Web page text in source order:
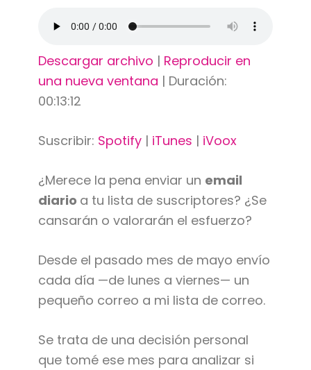
Descargar archivo | Reproducir en
una nueva ventana | Duración:
00:13:12
Suscribir: Spotify| iTunes | iVoox
¿Merece la pena enviar un email
diario a tu lista de suscriptores? ¿Se
cansarán o valorarán el esfuerzo?
Desde el pasado mes de mayo envío
cada día —de lunes a viernes— un
pequeño correo a mi lista de correo.
Se trata de una decisión personal
que tomé ese mes para analizar si